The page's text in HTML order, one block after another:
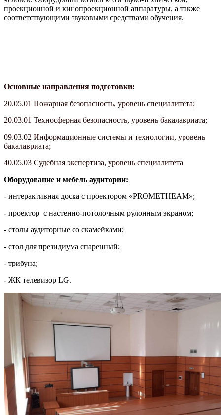
проекционной и кинопроекционной аппаратуры, а также
соответствующими звуковыми средствами обучения.
Основные направления подготовки:
20.05.01 Пожарная безопасность, уровень специалитета;
20.03.01 Техносферная безопасность, уровень бакалавриата;
09.03.02 Информационные системы и технологии, уровень
бакалавриата;
40.05.03 Судебная экспертиза, уровень специалитета.
Оборудование и мебель аудитории:
- интерактивная доска с проектором «PROMETHEAM»;
- проектор с настенно-потолочным рулонным экраном;
- столы аудиторные со скамейками;
- стол для президиума спаренный;
- трибуна;
- ЖК телевизор LG.